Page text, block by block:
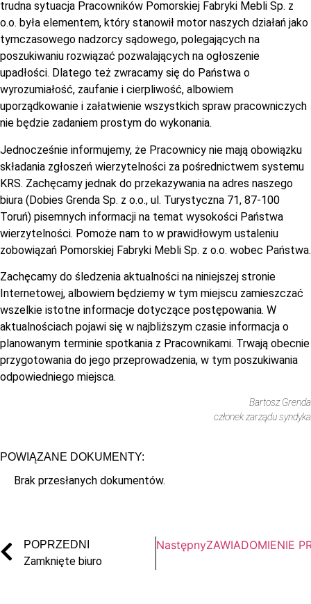
trudna sytuacja Pracowników Pomorskiej Fabryki Mebli Sp. z
o.o. była elementem, który stanowił motor naszych działań jako
tymczasowego nadzorcy sądowego, polegających na
poszukiwaniu rozwiązać pozwalających na ogłoszenie
upadłości. Dlatego też zwracamy się do Państwa o
wyrozumiałość, zaufanie i cierpliwość, albowiem
uporządkowanie i załatwienie wszystkich spraw pracowniczych
nie będzie zadaniem prostym do wykonania.
Jednocześnie informujemy, że Pracownicy nie mają obowiązku
składania zgłoszeń wierzytelności za pośrednictwem systemu
KRS. Zachęcamy jednak do przekazywania na adres naszego
biura (Dobies Grenda Sp. z o.o., ul. Turystyczna 71, 87-100
Toruń) pisemnych informacji na temat wysokości Państwa
wierzytelności. Pomoże nam to w prawidłowym ustaleniu
zobowiązań Pomorskiej Fabryki Mebli Sp. z o.o. wobec Państwa.
Zachęcamy do śledzenia aktualności na niniejszej stronie
Internetowej, albowiem będziemy w tym miejscu zamieszczać
wszelkie istotne informacje dotyczące postępowania. W
aktualnościach pojawi się w najbliższym czasie informacja o
planowanym terminie spotkania z Pracownikami. Trwają obecnie
przygotowania do jego przeprowadzenia, w tym poszukiwania
odpowiedniego miejsca.
Bartosz Grenda
członek zarządu syndyka
POWIĄZANE DOKUMENTY:
Brak przesłanych dokumentów.
POPRZEDNI
Zamknięte biuro
NastępnyZAWIADOMIENIE